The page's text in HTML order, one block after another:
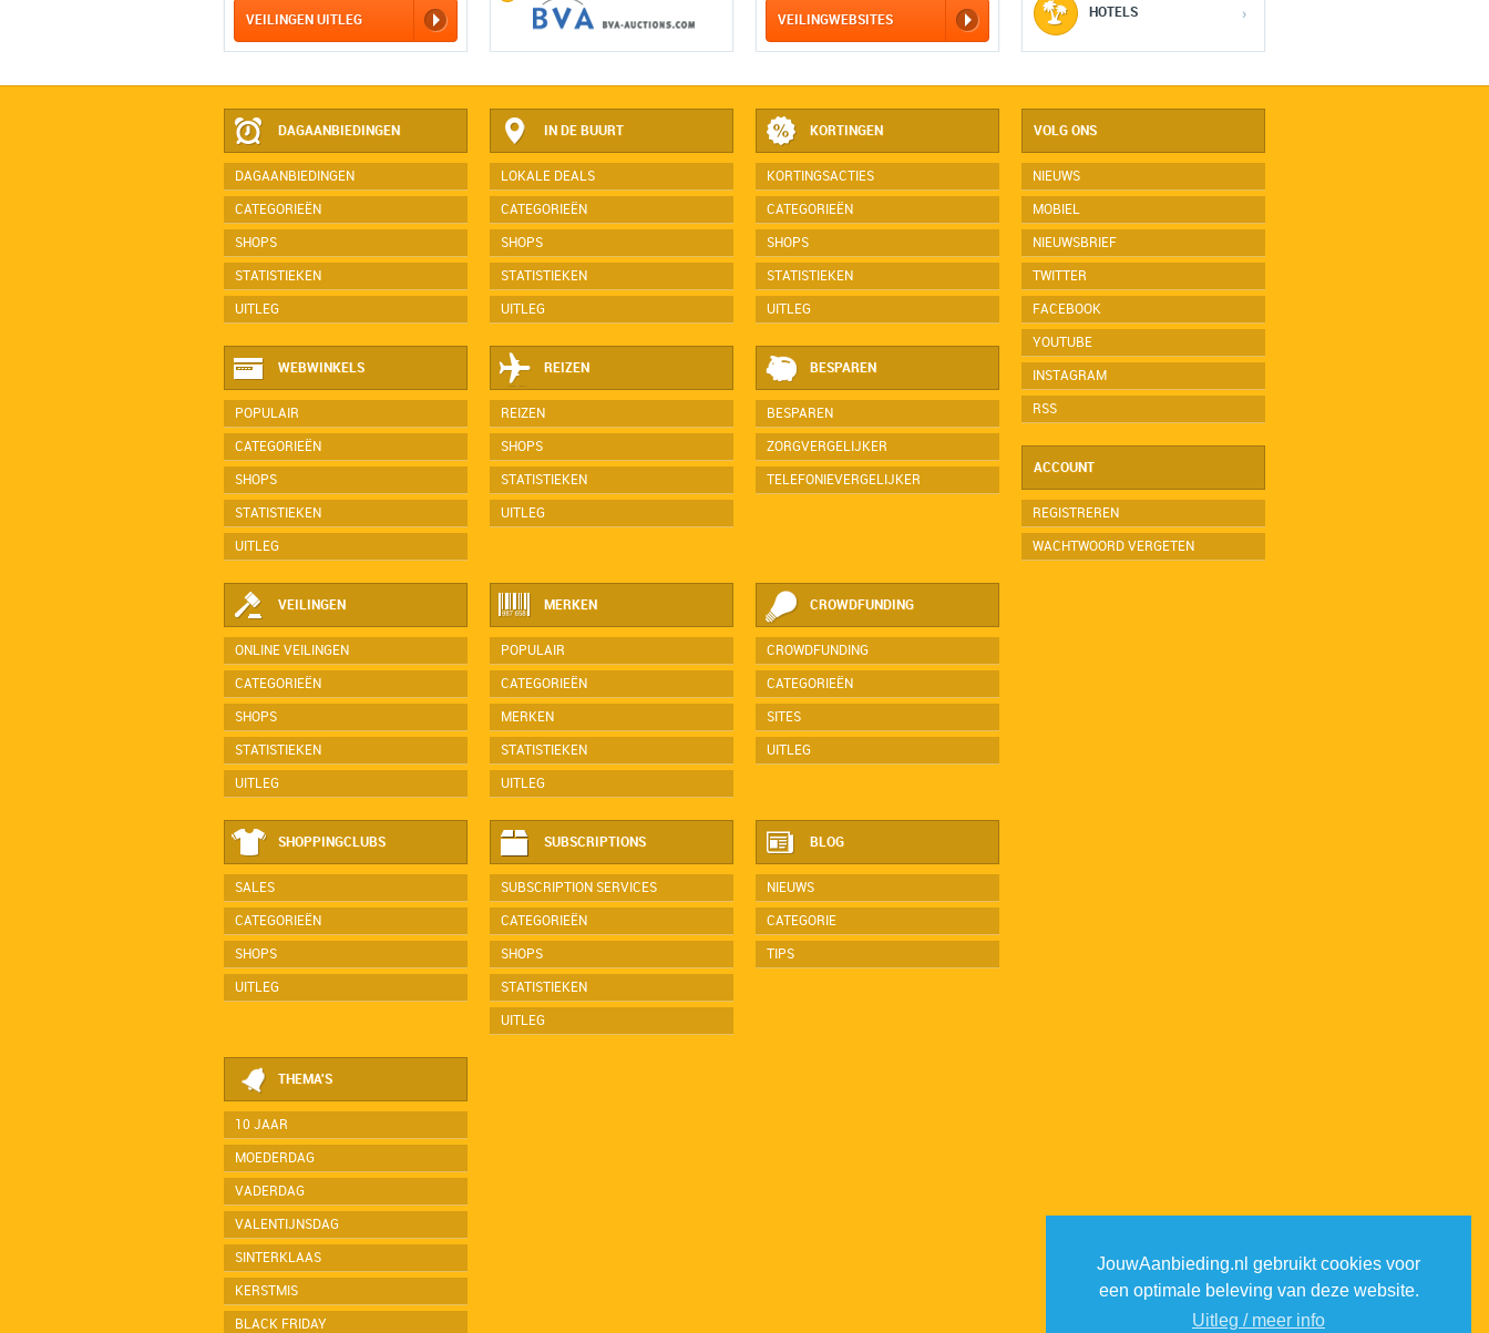
JouwAanbieding.nl gebruikt cookies voor
een optimale beleving van deze website.
Uitleg / meer info
VEILINGEN UITLEG VEILINGWEBSITES HOTELS ›
DAGAANBIEDINGEN
DAGAANBIEDINGEN
CATEGORIEËN
SHOPS
STATISTIEKEN
UITLEG
IN DE BUURT
LOKALE DEALS
CATEGORIEËN
SHOPS
STATISTIEKEN
UITLEG
KORTINGEN
KORTINGSACTIES
CATEGORIEËN
SHOPS
STATISTIEKEN
UITLEG
WEBWINKELS
POPULAIR
CATEGORIEËN
SHOPS
STATISTIEKEN
UITLEG
REIZEN
REIZEN
SHOPS
STATISTIEKEN
UITLEG
BESPAREN
BESPAREN
ZORGVERGELIJKER
TELEFONIEVERGELIJKER
VEILINGEN
ONLINE VEILINGEN
CATEGORIEËN
SHOPS
STATISTIEKEN
UITLEG
MERKEN
POPULAIR
CATEGORIEËN
MERKEN
STATISTIEKEN
UITLEG
CROWDFUNDING
CROWDFUNDING
CATEGORIEËN
SITES
UITLEG
SHOPPINGCLUBS
SALES
CATEGORIEËN
SHOPS
UITLEG
SUBSCRIPTIONS
SUBSCRIPTION SERVICES
CATEGORIEËN
SHOPS
STATISTIEKEN
UITLEG
BLOG
NIEUWS
CATEGORIE
TIPS
THEMA'S
10 JAAR
MOEDERDAG
VADERDAG
VALENTIJNSDAG
SINTERKLAAS
KERSTMIS
BLACK FRIDAY
VOLG ONS
NIEUWS
MOBIEL
NIEUWSBRIEF
TWITTER
FACEBOOK
YOUTUBE
INSTAGRAM
RSS
ACCOUNT
REGISTREREN
WACHTWOORD VERGETEN